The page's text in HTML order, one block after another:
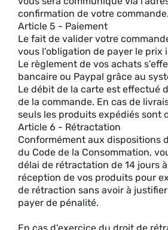
confirmation de votre commande.
Article 5 - Paiement
Le fait de valider votre
vous l'obligation de payer le prix
Le règlement de vos achats
bancaire ou Paypal grâce au
Le débit de la carte est effectué
de la commande. En cas de
seuls les produits expédiés sont
Article 6 - Rétractation
Conformément aux dispositions
du Code de la Consommation,
délai de rétractation de 14 jours
réception de vos produits pour
de rétraction sans avoir à
payer de pénalité.
En cas d'exercice du droit de